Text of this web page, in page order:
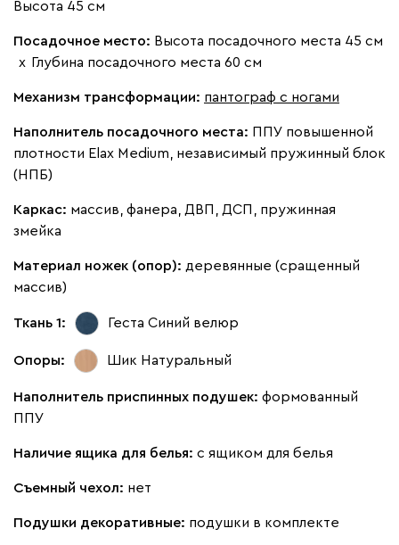
Изумруд Марсала
Мола
Ланза
Бежевый Вишневый Голубой
100 130 690 695
Высота 45 см
Посадочное место: Высота посадочного места 45 см
х Глубина посадочного места 60 см
Механизм трансформации: пантограф с ногами
Наполнитель посадочного места: ППУ повышенной
плотности Elax Medium, независимый пружинный блок
(НПБ)
Каркас: массив, фанера, ДВП, ДСП, пружинная
змейка
Материал ножек (опор): деревянные (сращенный
массив)
Ткань 1: Геста Синий велюр
Опоры: Шик Натуральный
Наполнитель приспинных подушек: формованный
ППУ
Наличие ящика для белья: с ящиком для белья
Съемный чехол: нет
Подушки декоративные: подушки в комплекте